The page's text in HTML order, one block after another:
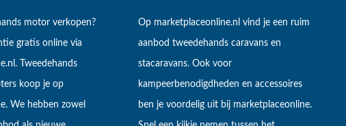
motor verkopen?
gratis online via
Tweedehands
koop je op
We hebben zowel
Op marketplaceonline.nl vind je een ruim
aanbod tweedehands caravans en
stacaravans. Ook voor
kampeerbenodigdheden en accessoires
ben je voordelig uit bij marketplaceonline.